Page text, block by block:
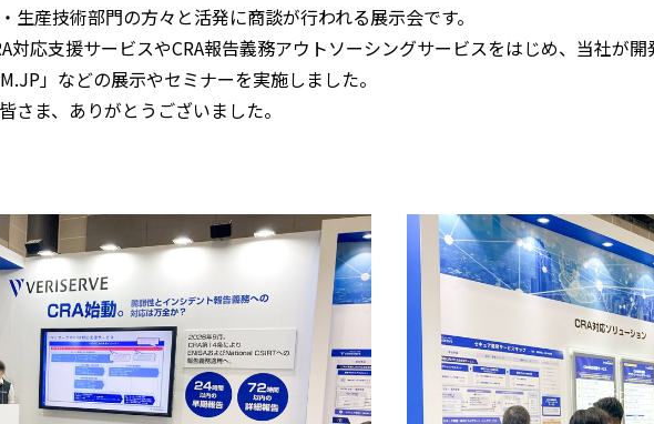
生産技術部門の方々と活発に商談が行われる展示会です。
対応支援サービスやCRA報告義務アウトソーシングサービスをはじめ、当社が
」などの展示やセミナーを実施しました。
さま、ありがとうございました。